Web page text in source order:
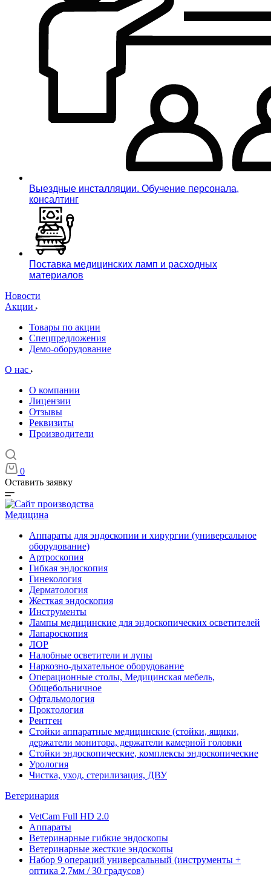
Выездные инсталляции. Обучение персонала,
консалтинг
Поставка медицинских ламп и расходных
материалов
Новости
Акции
Товары по акции
Спецпредложения
Демо-оборудование
О нас
О компании
Лицензии
Отзывы
Реквизиты
Производители
0
Оставить заявку
Медицина
Аппараты для эндоскопии и хирургии (универсальное
оборудование)
Артроскопия
Гибкая эндоскопия
Гинекология
Дерматология
Жесткая эндоскопия
Инструменты
Лампы медицинские для эндоскопических осветителей
Лапароскопия
ЛОР
Налобные осветители и лупы
Наркозно-дыхательное оборудование
Операционные столы, Медицинская мебель,
Общебольничное
Офтальмология
Проктология
Рентген
Стойки аппаратные медицинские (стойки, ящики,
держатели монитора, держатели камерной головки
Стойки эндоскопические, комплексы эндоскопические
Урология
Чистка, уход, стерилизация, ДВУ
Ветеринария
VetCam Full HD 2.0
Аппараты
Ветеринарные гибкие эндоскопы
Ветеринарные жесткие эндоскопы
Набор 9 операций универсальный (инструменты +
оптика 2,7мм / 30 градусов)